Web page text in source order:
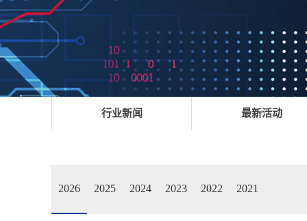
行业新闻 最新活动
2026 2025 2024 2023 2022 2021